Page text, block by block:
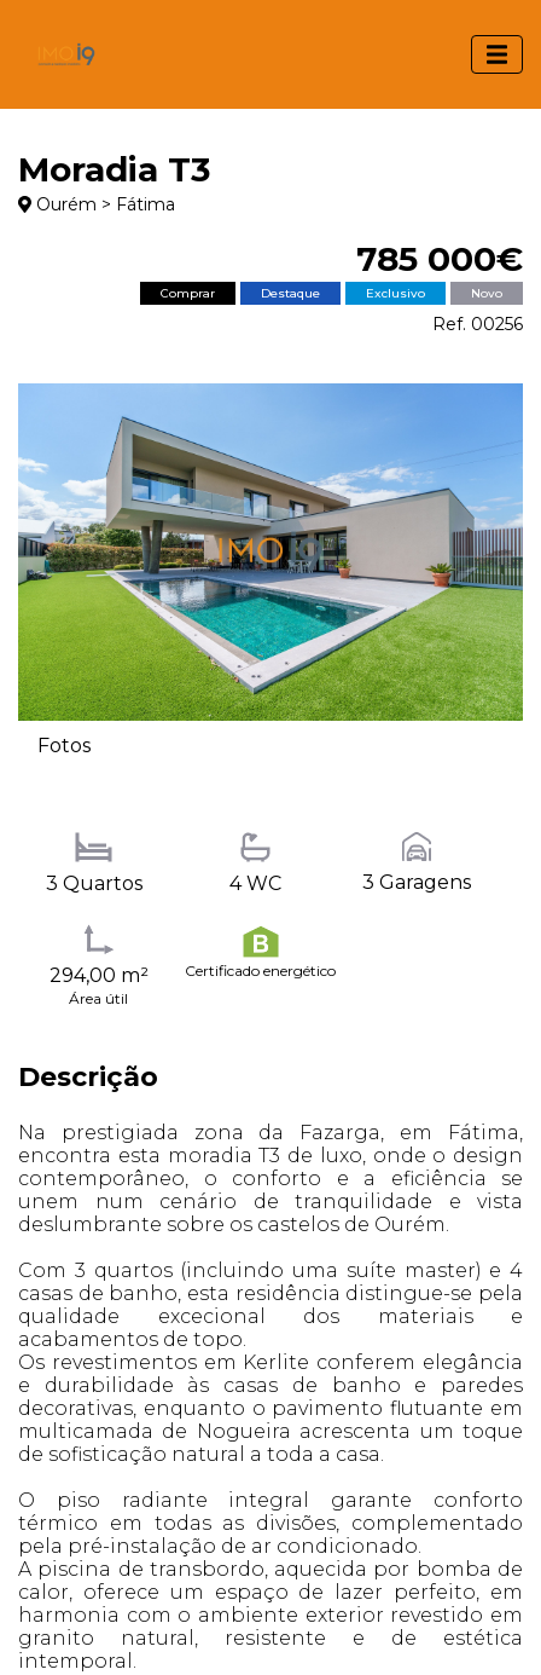
Moradia T3
Ourém > Fátima
785 000€
Comprar Destaque Exclusivo Novo
Ref. 00256
Fotos
3 Quartos 4 WC 3 Garagens
294,00 m²
Área útil
Certificado energético
Descrição
Na prestigiada zona da Fazarga, em Fátima,
encontra esta moradia T3 de luxo, onde o design
contemporâneo, o conforto e a eficiência se
unem num cenário de tranquilidade e vista
deslumbrante sobre os castelos de Ourém.
Com 3 quartos (incluindo uma suíte master) e 4
casas de banho, esta residência distingue-se pela
qualidade excecional dos materiais e
acabamentos de topo.
Os revestimentos em Kerlite conferem elegância
e durabilidade às casas de banho e paredes
decorativas, enquanto o pavimento flutuante em
multicamada de Nogueira acrescenta um toque
de sofisticação natural a toda a casa.
O piso radiante integral garante conforto
térmico em todas as divisões, complementado
pela pré-instalação de ar condicionado.
A piscina de transbordo, aquecida por bomba de
calor, oferece um espaço de lazer perfeito, em
harmonia com o ambiente exterior revestido em
granito natural, resistente e de estética
intemporal.